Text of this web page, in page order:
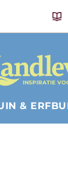
INSPIRATIE
& ERF